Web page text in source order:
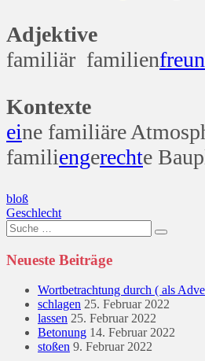
Adjektive
familiär familien
Kontexte
eine familiäre
familiengerechte
Beitragsnavigation
bloß
Geschlecht
Suche
nach:
Neueste Beiträge
Wortbetrachtung durch ( als
schlagen 25. Februar 2022
lassen 25. Februar 2022
Betonung 14. Februar 2022
stoßen 9. Februar 2022